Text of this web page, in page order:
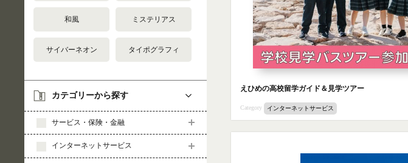
和風 ミステリアス
サイバーネオン タイポグラフィ
カテゴリーから探す
サービス・保険・金融
インターネットサービス
えひめの高校留学ガイド＆見学ツアー
Category インターネットサービス